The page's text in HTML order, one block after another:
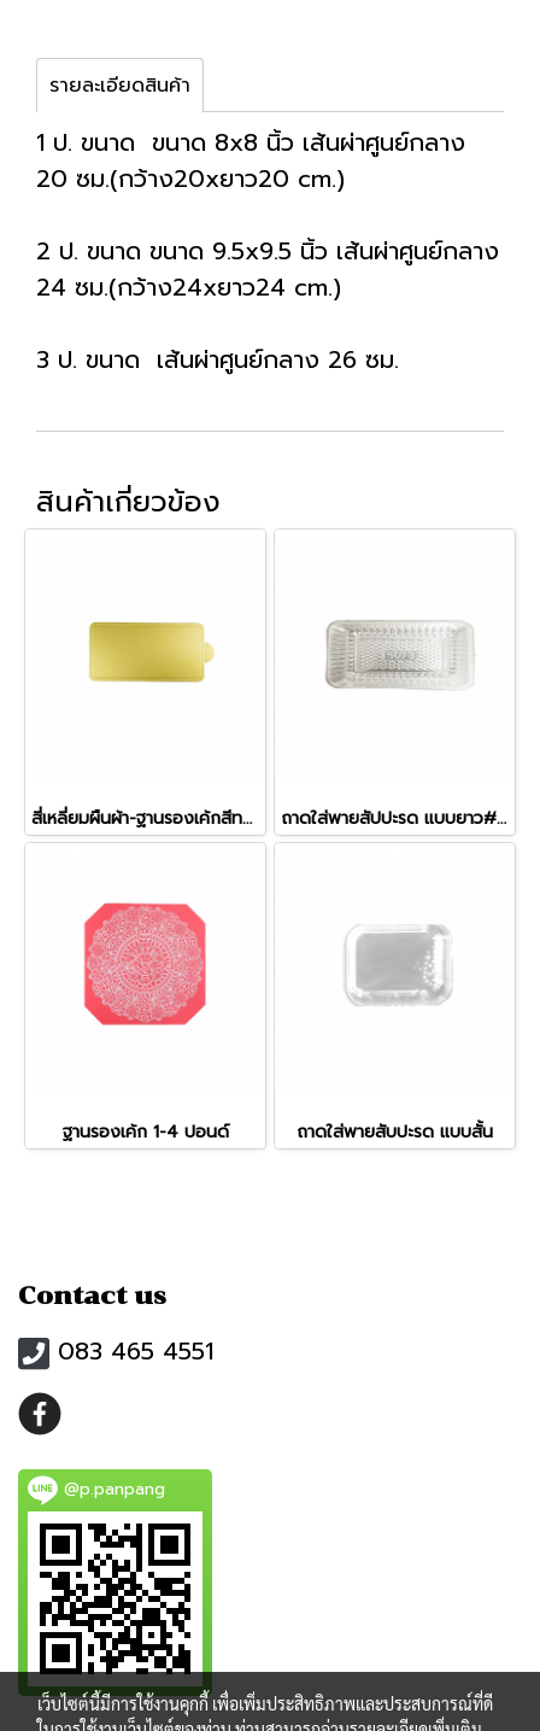
รายละเอียดสินค้า
1 ป. ขนาด ขนาด 8x8 นิ้ว เส้นผ่าศูนย์กลาง
20 ซม.(กว้าง20xยาว20 cm.)
2 ป. ขนาด ขนาด 9.5x9.5 นิ้ว เส้นผ่าศูนย์กลาง
24 ซม.(กว้าง24xยาว24 cm.)
3 ป. ขนาด เส้นผ่าศูนย์กลาง 26 ซม.
สินค้าเกี่ยวข้อง
สี่เหลี่ยมผืนผ้า-ฐานรองเค้กสีทอง ถาดใส่พายสัปปะรด แบบยาว#5073
ฐานรองเค้ก 1-4 ปอนด์ ถาดใส่พายสับปะรด แบบสั้น
Contact us
083 465 4551
@p.panpang
เว็บไซต์นี้มีการใช้งานคุกกี้ เพื่อเพิ่มประสิทธิภาพและประสบการณ์ที่ดี